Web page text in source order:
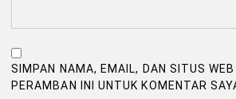
SIMPAN NAMA, EMAIL, DAN SITUS
PERAMBAN INI UNTUK KOMENTAR